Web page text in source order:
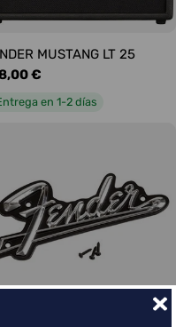
MUSTANG LT 25
€
en 1-2 días